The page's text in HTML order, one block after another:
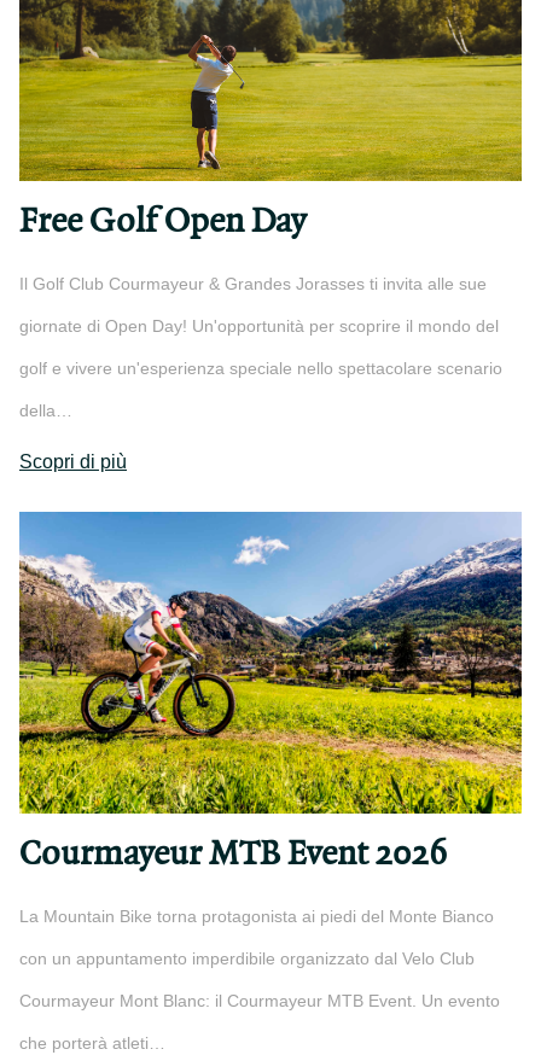
Free Golf Open Day
Il Golf Club Courmayeur & Grandes Jorasses ti invita alle sue
giornate di Open Day! Un'opportunità per scoprire il mondo del
golf e vivere un'esperienza speciale nello spettacolare scenario
della…
Scopri di più
Courmayeur MTB Event 2026
La Mountain Bike torna protagonista ai piedi del Monte Bianco
con un appuntamento imperdibile organizzato dal Velo Club
Courmayeur Mont Blanc: il Courmayeur MTB Event. Un evento
che porterà atleti…